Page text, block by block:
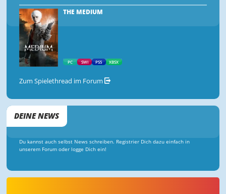
THE MEDIUM
PC SWI PS5 XBSX
Zum Spielethread im Forum
DEINE NEWS
Du kannst auch selbst News schreiben. Registrier Dich dazu einfach in
unserem Forum oder logge Dich ein!